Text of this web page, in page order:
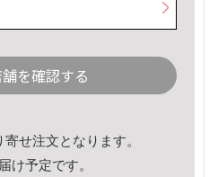
を確認する
せ注文となります。
け予定です。